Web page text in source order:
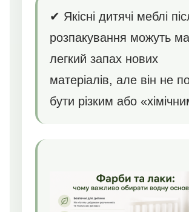
✔ Якісні дитячі меблі
розпакування можуть
легкий запах нових
матеріалів, але він не
бути різким або